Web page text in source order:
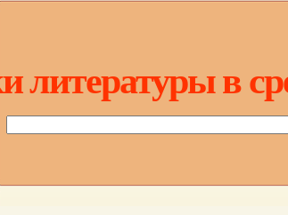
литературы в